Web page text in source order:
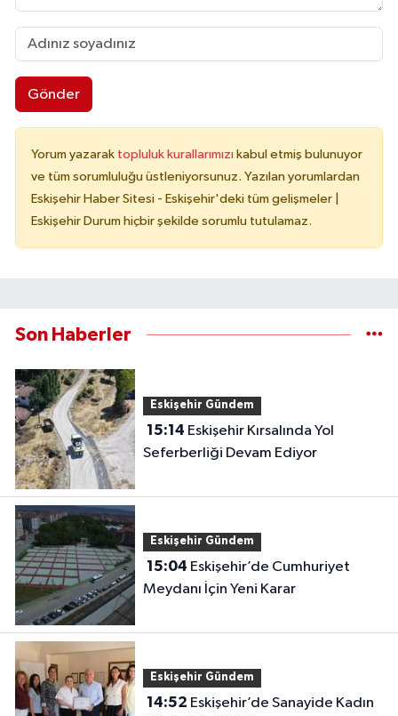
Gönder
Yorum yazarak topluluk kurallarımızı kabul etmiş bulunuyor
ve tüm sorumluluğu üstleniyorsunuz. Yazılan yorumlardan
Eskişehir Haber Sitesi - Eskişehir'deki tüm gelişmeler |
Eskişehir Durum hiçbir şekilde sorumlu tutulamaz.
Son Haberler
Eskişehir Gündem
15:14
Seferberliği Devam Ediyor
Eskişehir Gündem
15:04
Meydanı İçin Yeni Karar
Eskişehir Gündem
14:52